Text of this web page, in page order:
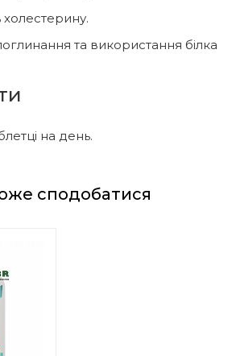
та використання білка
на день.
сподобатися